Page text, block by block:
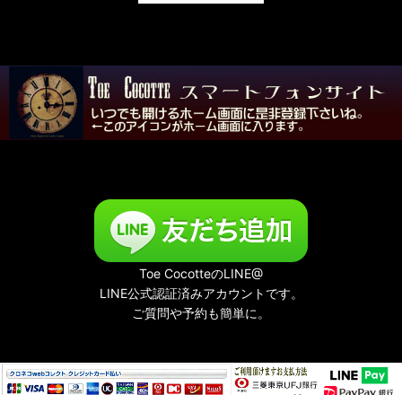
Toe CocotteのLINE@
LINE公式認証済みアカウントです。
ご質問や予約も簡単に。